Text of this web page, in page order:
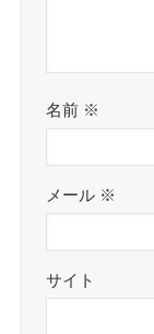
名前 ※
メール ※
サイト